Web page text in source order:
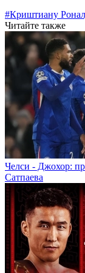
#Криштиану
Читайте также
Челси - Джохор:
Сатпаева